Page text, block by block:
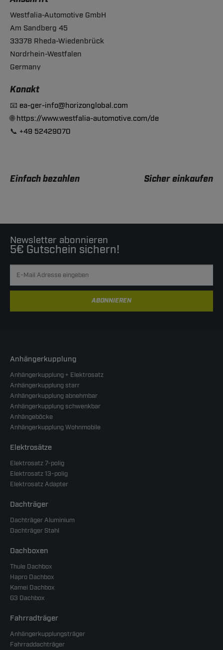
Westfalia-Automotive GmbH
Am Sandberg 45
33378 Rheda-Wiedenbrück
Nordrhein-Westfalen
Germany
Konakt
📧 ea-ger-info@horizonglobal.com
🌐https://www.westfalia-automotive.com/de
📞 +49 52429070
Einfach bezahlen Sicher einkaufen
Newsletter abonnieren
5€ Gutschein sichern!
ABONNIEREN
Anhängerkupplung
Anhängerkupplung + Elektrosatz
Anhängerkupplung starr
Anhängerkupplung abnehmbar
Anhängerkupplung schwenkbar
Anhängeböcke
Anhängerkupplung Wohnmobile
Elektrosätze
Elektrosatz 7-polig
Elektrosatz 13-polig
Elektrosatz Adapter
Dachträger
Dachträger Aluminium
Dachträger Stahl
Dachboxen
Thule Dachbox
Hapro Dachbox
Kamei Dachbox
G3 Dachbox
Fahrradträger
Anhängerkupplungsträger
Fahrraddachträger